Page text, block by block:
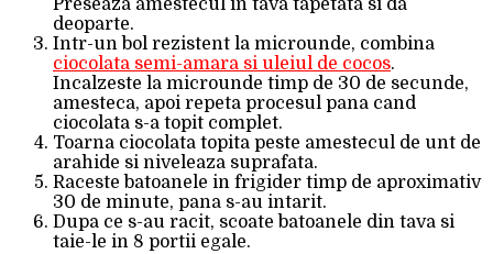
Preseaza amestecul in tava tapetata si da
deoparte.
Intr-un bol rezistent la microunde, combina
ciocolata semi-amara si uleiul de cocos.
Incalzeste la microunde timp de 30 de secunde,
amesteca, apoi repeta procesul pana cand
ciocolata s-a topit complet.
Toarna ciocolata topita peste amestecul de unt de
arahide si niveleaza suprafata.
Raceste batoanele in frigider timp de aproximativ
30 de minute, pana s-au intarit.
Dupa ce s-au racit, scoate batoanele din tava si
taie-le in 8 portii egale.